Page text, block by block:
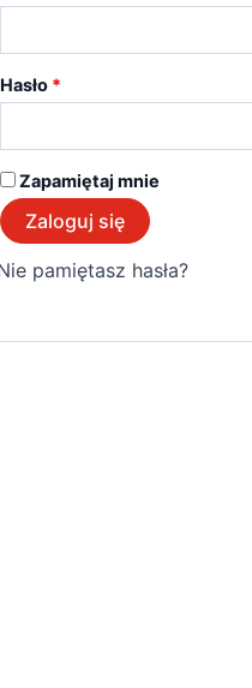
Hasło *
Zapamiętaj mnie
Zaloguj się
pamiętasz hasła?